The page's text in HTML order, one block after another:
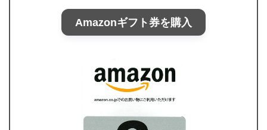
Amazonギフト券を購入